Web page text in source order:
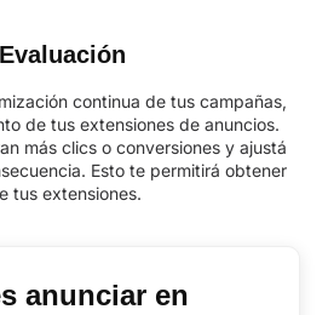
continua de tus campañas,
de tus extensiones de anuncios.
más clics o conversiones y ajustá
Esto te permitirá obtener
tus extensiones.
anunciar en